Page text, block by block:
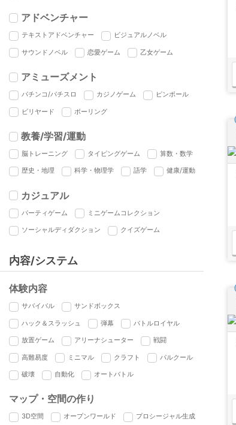
アドベンチャー
テキストアドベンチャー ビジュアルノベル
サウンドノベル 恋愛ゲーム 乙女ゲーム
アミューズメント
パチンコ/パチスロ カジノゲーム ピンボール
ビリヤード ボーリング
教養/学習/運動
脳トレーニング タイピングゲーム 算数・数学
歴史・地理 科学・物理学 語学 健康/運動
カジュアル
パーティゲーム ミニゲームコレクション
ソーシャルディダクション クイズゲーム
内容/システム
体験内容
サバイバル サンドボックス
ハック＆スラッシュ 弾幕 バトルロイヤル
放置ゲーム アリーナシューター 戦闘
高難易度 ミニマル クラフト パルクール
破壊 自動化 オートバトル
マップ・空間の作り
3D空間 オープンワールド プロシージャル生成